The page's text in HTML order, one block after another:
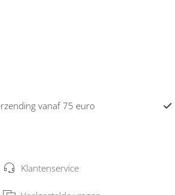
vanaf 75 euro
Klantenservice